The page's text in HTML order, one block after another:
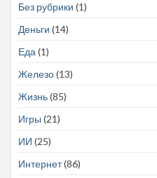
Без рубрики (1)
Деньги (14)
Еда(1)
Железо(13)
Жизнь(85)
Игры (21)
ИИ (25)
Интернет(86)